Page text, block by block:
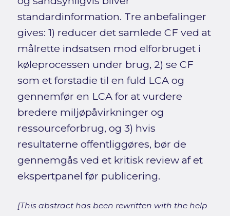
standardinformation. Tre anbefalinger
gives: 1) reducer det samlede CF ved at
målrette indsatsen mod elforbruget i
køleprocessen under brug, 2) se CF
som et forstadie til en fuld LCA og
gennemfør en LCA for at vurdere
bredere miljøpåvirkninger og
ressourceforbrug, og 3) hvis
resultaterne offentliggøres, bør de
gennemgås ved et kritisk review af et
ekspertpanel før publicering.
[This abstract has been rewritten with the help